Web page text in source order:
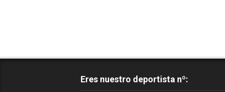
Eres nuestro deportista nº: